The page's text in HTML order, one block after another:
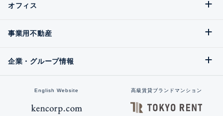
オフィス
事業用不動産
企業・グループ情報
English Website 高級賃貸ブランドマンション